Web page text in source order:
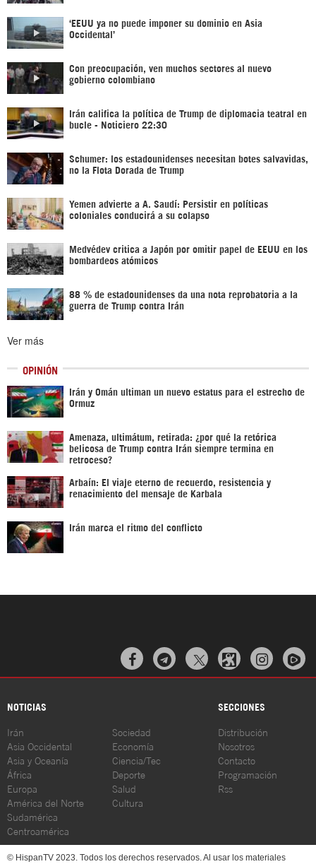
‘EEUU ya no puede imponer su dominio en Asia
Occidental’
Con preocupación, ven muchos sectores al nuevo
gobierno colombiano
Irán califica la política de Trump de diplomacia teatral en
bucle - Noticiero 22:30
Schumer: los estadounidenses necesitan botes salvavidas,
no la Flota Dorada de Trump
Yemen advierte a A. Saudí: Persistir en políticas
coloniales conducirá a su colapso
Medvédev critica a Japón por omitir papel de EEUU en los
bombardeos atómicos
88 % de estadounidenses da una nota reprobatoria a la
guerra de Trump contra Irán
Ver más
OPINIÓN
Irán y Omán ultiman un nuevo estatus para el estrecho de
Ormuz
Amenaza, ultimátum, retirada: ¿por qué la retórica
belicosa de Trump contra Irán siempre termina en
retroceso?
Arbaín: El viaje eterno de recuerdo, resistencia y
renacimiento del mensaje de Karbala
Irán marca el ritmo del conflicto
  
NOTICIAS SECCIONES
Irán
Asia Occidental
Asia y Oceanía
África
Europa
América del Norte
Sudamérica
Centroamérica
Sociedad
Economía
Ciencia/Tec
Deporte
Salud
Cultura
Distribución
Nosotros
Contacto
Programación
Rss
© HispanTV 2023. Todos los derechos reservados. Al usar los materiales